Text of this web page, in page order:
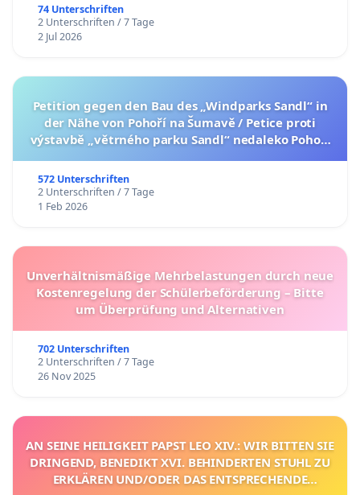
74 Unterschriften
2 Unterschriften / 7 Tage
2 Jul 2026
Petition gegen den Bau des „Windparks Sandl“ in
der Nähe von Pohoří na Šumavě / Petice proti
výstavbě „větrného parku Sandl“ nedaleko Pohoří
572 Unterschriften
2 Unterschriften / 7 Tage
1 Feb 2026
Unverhältnismäßige Mehrbelastungen durch neue
Kostenregelung der Schülerbeförderung – Bitte
um Überprüfung und Alternativen
702 Unterschriften
2 Unterschriften / 7 Tage
26 Nov 2025
AN SEINE HEILIGKEIT PAPST LEO XIV.: WIR BITTEN SIE
DRINGEND, BENEDIKT XVI. BEHINDERTEN STUHL ZU
ERKLÄREN UND/ODER DAS ENTSPRECHENDE